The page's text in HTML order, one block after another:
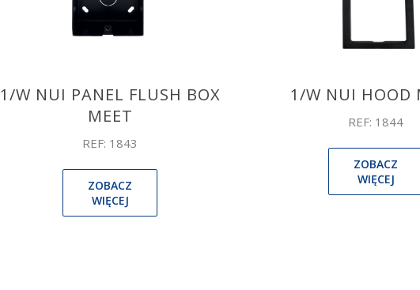
1/W NUI PANEL FLUSH BOX
MEET
REF: 1843
ZOBACZ
WIĘCEJ
1/W NUI HOOD
REF: 1844
ZOBACZ
WIĘCEJ